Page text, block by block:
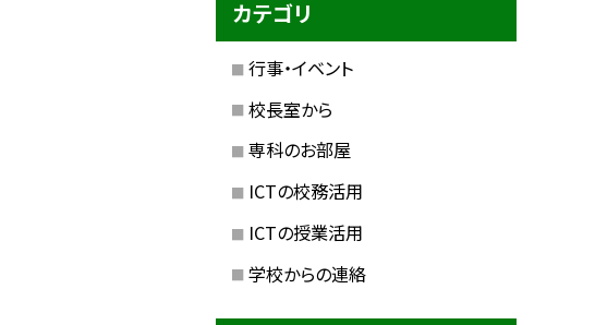
カテゴリ
行事・イベント
校長室から
専科のお部屋
ICTの校務活用
ICTの授業活用
学校からの連絡